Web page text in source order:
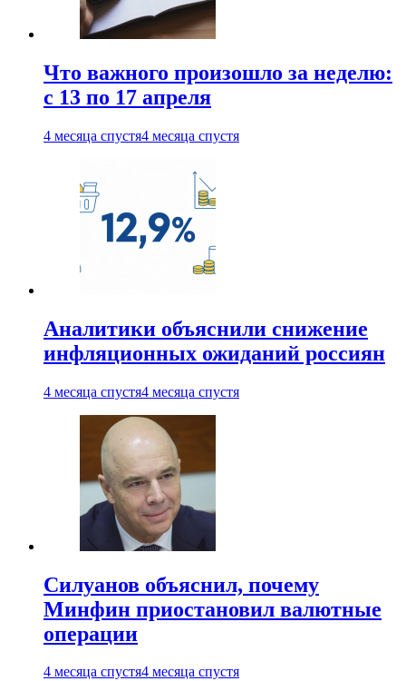
Что важного произошло за неделю:
с 13 по 17 апреля
4 месяца спустя4 месяца спустя
Аналитики объяснили снижение
инфляционных ожиданий россиян
4 месяца спустя4 месяца спустя
Силуанов объяснил, почему
Минфин приостановил валютные
операции
4 месяца спустя4 месяца спустя